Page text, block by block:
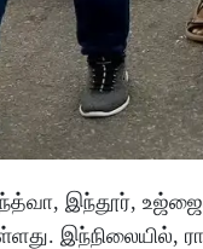
இந்தூர்,
இந்நிலையில்,